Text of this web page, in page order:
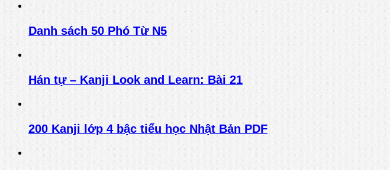
Danh sách 50 Phó Từ N5
Hán tự – Kanji Look and Learn: Bài 21
200 Kanji lớp 4 bậc tiểu học Nhật Bản PDF